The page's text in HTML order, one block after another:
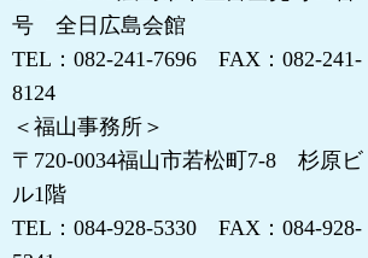
号 全日広島会館
TEL： 082-241-7696 FAX：082-241-
8124
＜福山事務所＞
〒720-0034福山市若松町7-8 杉原ビ
ル1階
TEL： 084-928-5330 FAX：084-928-